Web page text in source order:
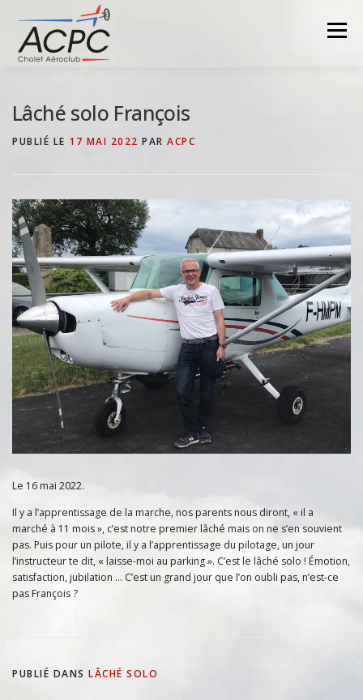
contenu
Menu
Lâché solo François
PUBLIÉ LE 17 MAI 2022 PAR ACPC
Le 16 mai 2022.
Il y a l’apprentissage de la marche, nos parents nous diront, « il a
marché à 11 mois », c’est notre premier lâché mais on ne s’en souvient
pas. Puis pour un pilote, il y a l’apprentissage du pilotage, un jour
l’instructeur te dit, « laisse-moi au parking ». C’est le lâché solo ! Émotion,
satisfaction, jubilation … C’est un grand jour que l’on oubli pas, n’est-ce
pas François ?
PUBLIÉ DANS LÂCHÉ SOLO